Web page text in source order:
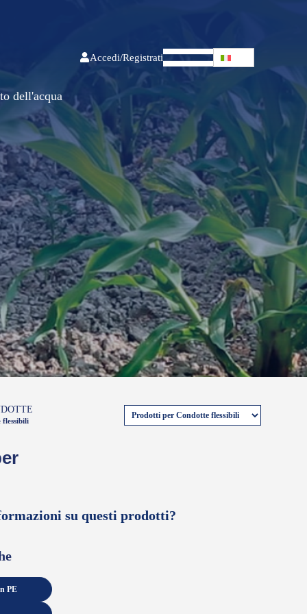
Accedi/Registrati
dell'acqua
flessibili
su questi prodotti?
PE